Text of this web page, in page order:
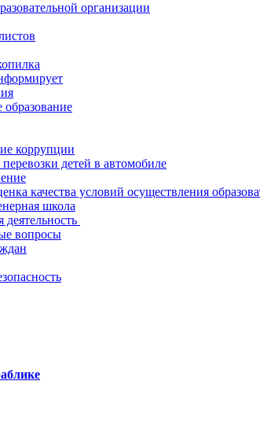
организации
коррупции
детей в автомобиле
качества условий осуществления
школа
вопросы